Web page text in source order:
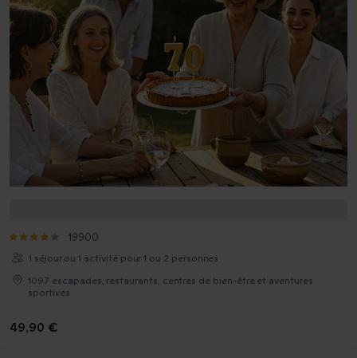
19900
1 séjour ou 1 activité pour 1 ou 2 personnes
1097 escapades, restaurants, centres de bien-être et aventures
sportives
49,90 €